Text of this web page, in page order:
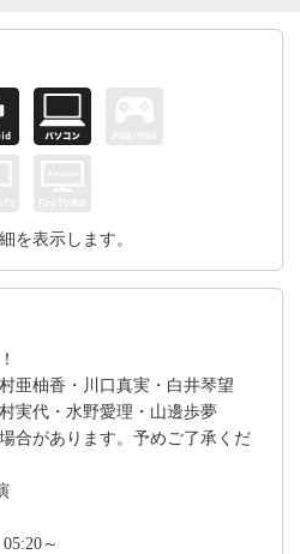
を表示します。
亜柚香・川口真実・白井琴望
実代・水野愛理・山邊歩夢
合があります。予めご了承くだ
～